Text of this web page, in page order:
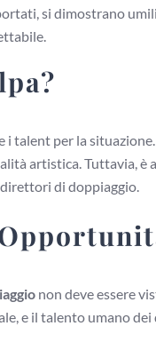
si dimostrano
talent per la
artistica. Tuttavia,
di doppiaggio.
non deve essere
e il talento umano